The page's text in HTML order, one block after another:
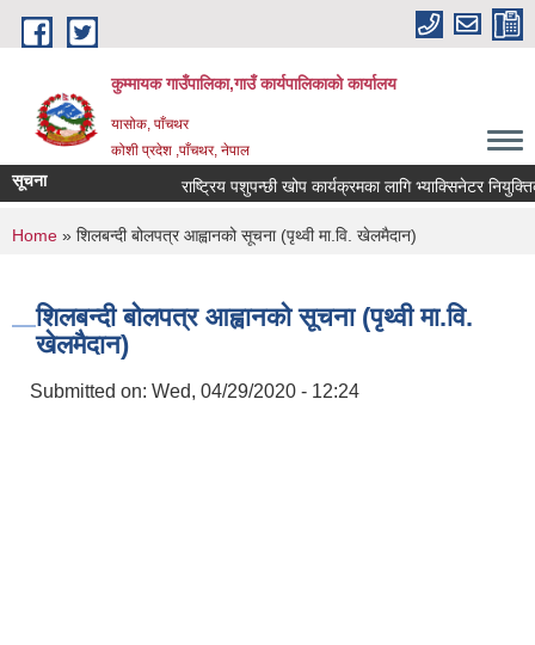
Skip to main content
कुम्मायक गाउँपालिका,गाउँ कार्यपालिकाको कार्यालय
यासोक, पाँचथर
कोशी प्रदेश ,पाँचथर, नेपाल
सूचना राष्ट्रिय पशुपन्छी खोप कार्यक्रमका लागि भ्याक्सिनेटर
You are here
Home » शिलबन्दी बोलपत्र आह्वानको सूचना (पृथ्वी मा.वि. खेलमैदान)
शिलबन्दी बोलपत्र आह्वानको सूचना (पृथ्वी मा.वि.
खेलमैदान)
Submitted on: Wed, 04/29/2020 - 12:24